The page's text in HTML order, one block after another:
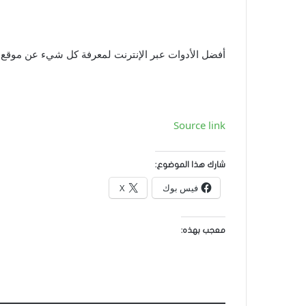
أفضل الأدوات عبر الإنترنت لمعرفة كل شيء عن
Source link
شارك هذا الموضوع:
فيس بوك X
معجب بهذه: